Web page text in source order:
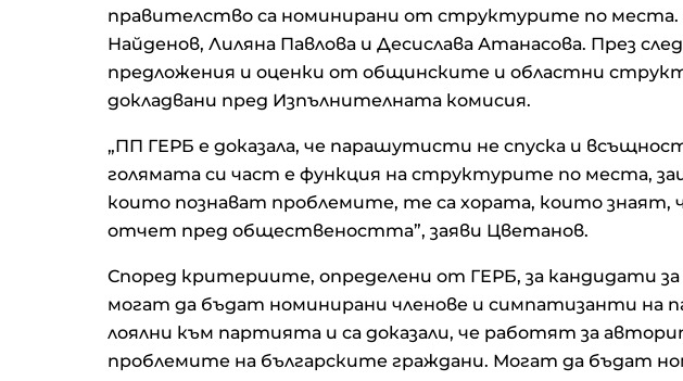
правителство са номинирани от структурите по места.
Найденов, Лиляна Павлова и Десислава Атанасова. През
предложения и оценки от общинските и областни
докладвани пред Изпълнителната комисия.
„ПП ГЕРБ е доказала, че парашутисти не спуска и
голямата си част е функция на структурите по места,
които познават проблемите, те са хората, които знаят,
отчет пред обществеността”, заяви Цветанов.
Според критериите, определени от ГЕРБ, за кандидати
могат да бъдат номинирани членове и симпатизанти на
лоялни към партията и са доказали, че работят за
проблемите на българските граждани. Могат да бъдат